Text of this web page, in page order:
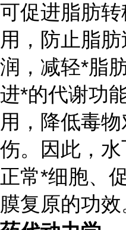
可促进脂肪
用，防止脂
润，减轻*脂
进*的代谢功
用，降低毒
伤。因此，
正常*细胞、
膜复原的功效